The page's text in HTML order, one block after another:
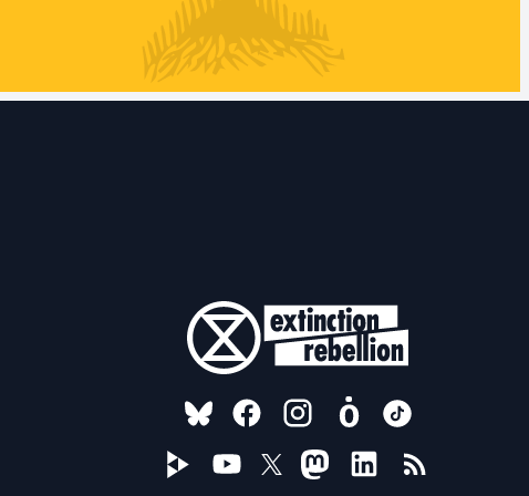
FOLLOW US ON